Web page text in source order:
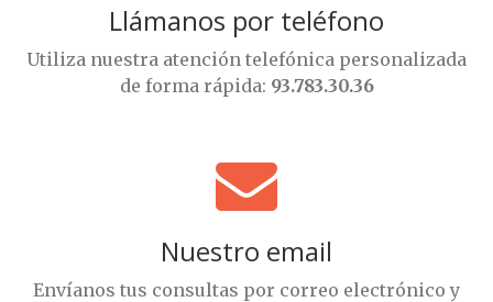
Llámanos por teléfono
Utiliza nuestra atención telefónica personalizada
de forma rápida: 93.783.30.36
Nuestro email
Envíanos tus consultas por correo electrónico y